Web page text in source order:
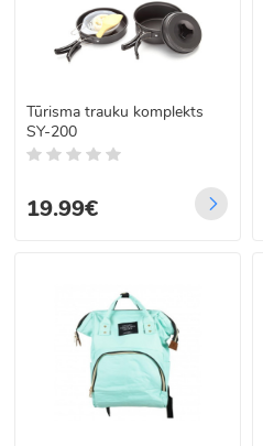
Tūrisma trauku komplekts
SY-200
19.99€